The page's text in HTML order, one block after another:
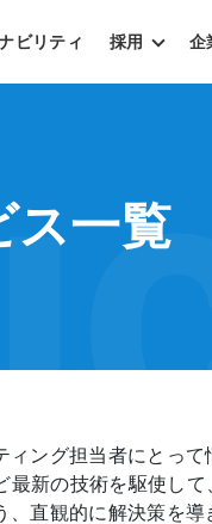
ビリティ 採用 企
ス一覧
ング担当者にとっ
新の技術を駆使し
直観的に解決策を導